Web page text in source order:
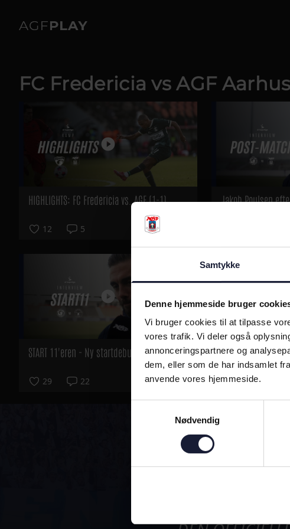
Samtykke
Denne hjemmeside bruger
Vi bruger cookies til at tilpasse
vores trafik. Vi deler også
annonceringspartnere og
dem, eller som de har indsamlet
anvende vores hjemmeside.
Nødvendig
FC Fredericia vs AGF
HIGHLIGHTS: FC Fredericia vs. AGF (1-1)
12 5
Jakob Poulsen
START 11'eren - Ny startdebutant
29 22
Tilbageblik på
FC Fredericia
16